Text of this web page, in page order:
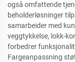
også omfattende
beholderløsninger
samarbeider med
veggtykkelse, lokk-
forbedrer
Fargeanpassning